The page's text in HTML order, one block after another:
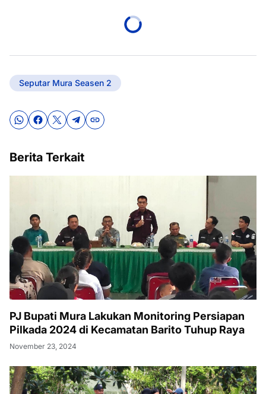
Seputar Mura Seasen 2
Berita Terkait
PJ Bupati Mura Lakukan Monitoring Persiapan
Pilkada 2024 di Kecamatan Barito Tuhup Raya
November 23, 2024